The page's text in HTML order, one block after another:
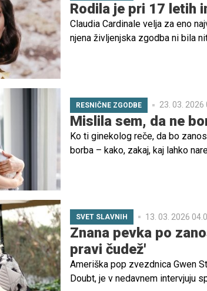
Rodila je pri 17 letih
Claudia Cardinale velja za eno
njena življenjska zgodba ni bila
RESNIČNE ZGODBE 23. 03. 2026
Mislila sem, da ne
Ko ti ginekolog reče, da bo
borba – kako, zakaj, kaj lahko
SVET SLAVNIH 13. 03. 2026
Znana pevka po
pravi čudež'
Ameriška pop zvezdnica Gwen
Doubt, je v nedavnem intervjuju